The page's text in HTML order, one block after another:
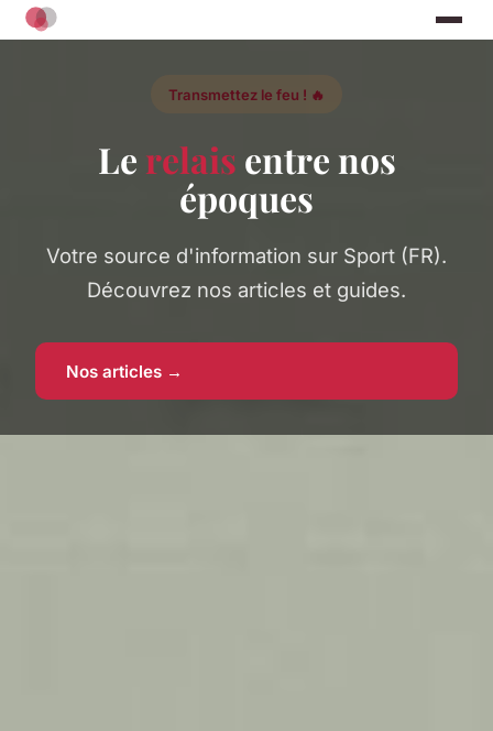
Transmettez le feu ! 🔥
Le relais entre nos
époques
Votre source d'information sur Sport (FR).
Découvrez nos articles et guides.
Nos articles →